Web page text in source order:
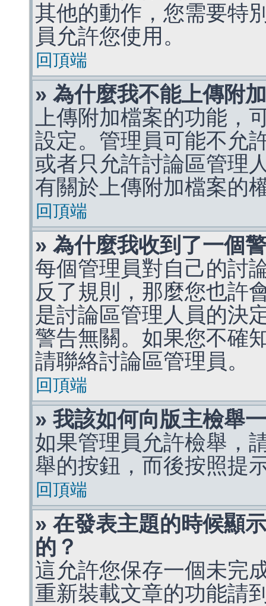
其他的動作，您需要特
員允許您使用。
回頂端
» 為什麼我不能上傳附
上傳附加檔案的功能，
設定。管理員可能不允
或者只允許討論區管理
有關於上傳附加檔案的
回頂端
» 為什麼我收到了一個
每個管理員對自己的討
反了規則，那麼您也許
是討論區管理人員的決
警告無關。如果您不確
請聯絡討論區管理員。
回頂端
» 我該如何向版主檢舉
如果管理員允許檢舉，
舉的按鈕，而後按照提
回頂端
» 在發表主題的時候顯
的？
這允許您保存一個未完
重新裝載文章的功能請